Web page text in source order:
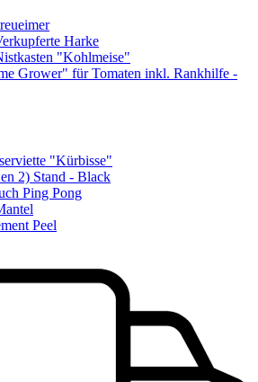
Harke
"Kohlmeise"
Grower" für Tomaten inkl. Rankhilfe -
"Kürbisse"
2) Stand - Black
Ping Pong
Peel